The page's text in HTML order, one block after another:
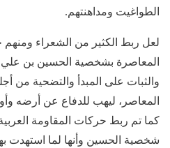
الطواغيت ومداهنتهم.
لعل ربط الكثير من الشعراء ومنهم
المعاصرة بشخصية الحسين بن علي
والثبات على المبدأ والتضحية من
المعاصر، ليهب للدفاع عن أرضه
كما تم ربط حركات المقاومة
شخصية الحسين وأنها لما استهدت